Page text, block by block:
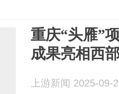
重庆“头雁”
成果亮相西
上游新闻 2025-09-